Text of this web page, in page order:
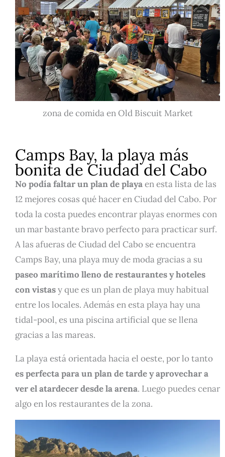
zona de comida en Old Biscuit Market
Camps Bay, la playa más
bonita de Ciudad del Cabo
No podía faltar un plan de playaen esta lista de las
12 mejores cosas qué hacer en Ciudad del Cabo. Por
toda la costa puedes encontrar playas enormes con
un mar bastante bravo perfecto para practicar surf.
A las afueras de Ciudad del Cabo se encuentra
Camps Bay, una playa muy de moda gracias a su
paseo marítimo lleno de restaurantes y hoteles
con vistasy que es un plan de playa muy habitual
entre los locales. Además en esta playa hay una
tidal-pool, es una piscina artificial que se llena
gracias a las mareas.
La playa está orientada hacia el oeste, por lo tanto
es perfecta para un plan de tarde y aprovechar a
ver el atardecer desde la arena. Luego puedes cenar
algo en los restaurantes de la zona.